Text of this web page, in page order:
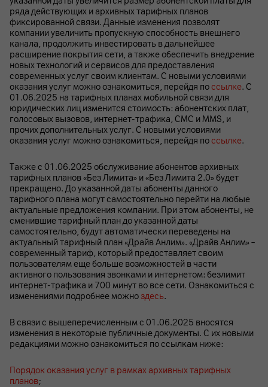
ряда действующих и архивных тарифных планов
фиксированной связи. Данные изменения позволят
компании увеличить пропускную способность внешнего
канала, продолжить инвестировать в дальнейшее
расширение покрытия сети, а также обеспечить внедрение
новых технологий и сервисов для предоставления
современных услуг своим клиентам. С новыми условиями
оказания услуг можно ознакомиться, перейдя поссылке. С
01.06.2025 на тарифных планах мобильной связи для
юридических лиц изменится стоимость: абонентских плат,
голосовых вызовов, интернет-трафика, СМС и MMS, и
прочих дополнительных услуг. С новыми условиями
оказания услуг можно ознакомиться, перейдя поссылке.
Также с 01.06.2025 обслуживание абонентов архивных
тарифных планов «Без Лимита» и «Без Лимита 2.0» будет
прекращено. До указанной даты абоненты данного
тарифного плана могут самостоятельно перейти на любые
актуальные предложения компании. При этом абоненты, не
сменившие тарифный план до указанной даты
самостоятельно, будут автоматически переведены на
актуальный тарифный план «Драйв Анлим». «Драйв Анлим» –
современный тариф, который предоставляет своим
пользователям еще больше возможностей в части
активного пользования звонками и интернетом: безлимит
интернет-трафика и 700 минут во все сети. Ознакомиться с
изменениями подробнее можно здесь.
В связи с вышеперечисленным с 01.06.2025 вносятся
изменения в некоторые публичные документы. С их новыми
редакциями можно ознакомиться по ссылкам ниже:
Порядок оказания услуг в рамках архивных тарифных
планов;